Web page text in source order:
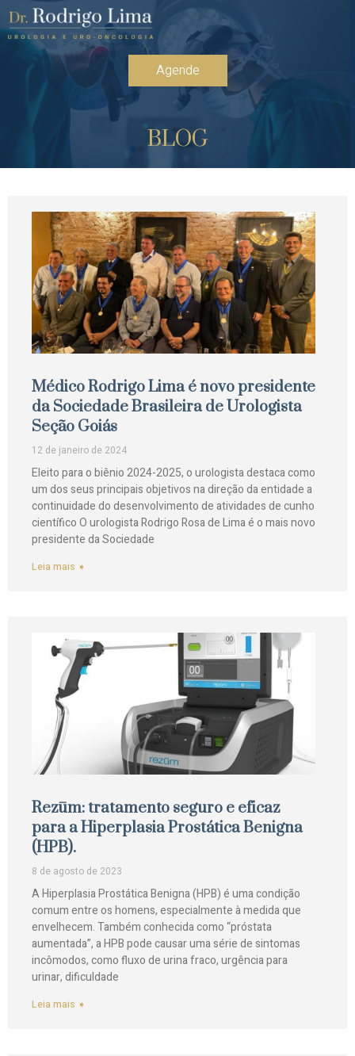
Agende
BLOG
Médico Rodrigo Lima é novo presidente
da Sociedade Brasileira de Urologista
Seção Goiás
12 de janeiro de 2024
Eleito para o biênio 2024-2025, o urologista destaca como
um dos seus principais objetivos na direção da entidade a
continuidade do desenvolvimento de atividades de cunho
científico O urologista Rodrigo Rosa de Lima é o mais novo
presidente da Sociedade
Leia mais ➧
Rezūm: tratamento seguro e eficaz
para a Hiperplasia Prostática Benigna
(HPB).
8 de agosto de 2023
A Hiperplasia Prostática Benigna (HPB) é uma condição
comum entre os homens, especialmente à medida que
envelhecem. Também conhecida como “próstata
aumentada”, a HPB pode causar uma série de sintomas
incômodos, como fluxo de urina fraco, urgência para
urinar, dificuldade
Leia mais ➧